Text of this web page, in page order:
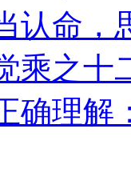
认命，
乘之
确理解